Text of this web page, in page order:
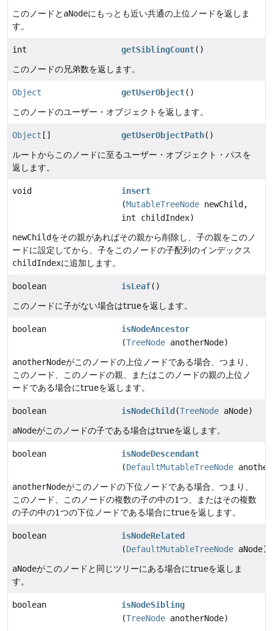
このノードと aNodeにもっとも近い共通の上位ノードを返しま
す。
int getSiblingCount()
このノードの兄弟数を返します。
Object getUserObject()
このノードのユーザー・オブジェクトを返します。
Object [] getUserObjectPath()
ルートからこのノードに至るユーザー・オブジェクト・パスを
返します。
void
insert
(MutableTreeNode newChild,
int childIndex)
newChildをその親があればその親から削除し、子の親をこのノ
ードに設定してから、子をこのノードの子配列のインデックス
childIndexに追加します。
boolean isLeaf()
このノードに子がない場合はtrueを返します。
boolean
isNodeAncestor
(TreeNode anotherNode)
anotherNodeがこのノードの上位ノードである場合、つまり、
このノード、このノードの親、またはこのノードの親の上位ノ
ードである場合にtrueを返します。
boolean isNodeChild (TreeNode aNode)
aNodeがこのノードの子である場合はtrueを返します。
boolean
isNodeDescendant
(DefaultMutableTreeNode
anotherNodeがこのノードの下位ノードである場合、つまり、
このノード、このノードの複数の子の中の1つ、またはその複数
の子の中の1つの下位ノードである場合にtrueを返します。
boolean
isNodeRelated
(DefaultMutableTreeNode aNode)
aNodeがこのノードと同じツリーにある場合にtrueを返しま
す。
boolean
isNodeSibling
(TreeNode anotherNode)